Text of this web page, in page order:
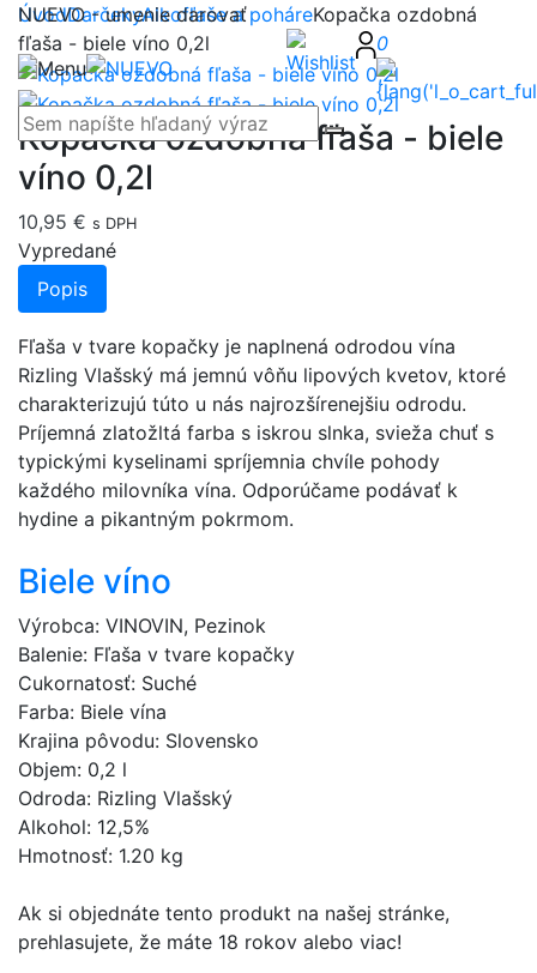
NUEVO - umenie darovať
0
ÚvodDarčekyAlkofľaše a poháreKopačka ozdobná
fľaša - biele víno 0,2l
Kopačka ozdobná fľaša - biele
víno 0,2l
10,95 € s DPH
Vypredané
Popis
Fľaša v tvare kopačky je naplnená odrodou vína
Rizling Vlašský má jemnú vôňu lipových kvetov, ktoré
charakterizujú túto u nás najrozšírenejšiu odrodu.
Príjemná zlatožltá farba s iskrou slnka, svieža chuť s
typickými kyselinami spríjemnia chvíle pohody
každého milovníka vína. Odporúčame podávať k
hydine a pikantným pokrmom.
Biele víno
Výrobca: VINOVIN, Pezinok
Balenie: Fľaša v tvare kopačky
Cukornatosť: Suché
Farba: Biele vína
Krajina pôvodu: Slovensko
Objem: 0,2 l
Odroda: Rizling Vlašský
Alkohol: 12,5%
Hmotnosť: 1.20 kg
Ak si objednáte tento produkt na našej stránke,
prehlasujete, že máte 18 rokov alebo viac!